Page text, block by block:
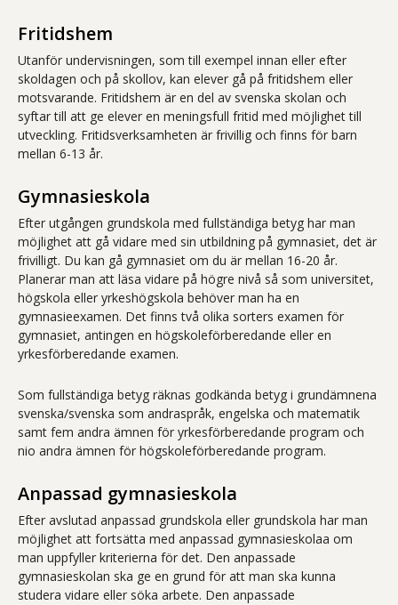
Fritidshem
Utanför undervisningen, som till exempel innan eller efter
skoldagen och på skollov, kan elever gå på fritidshem eller
motsvarande. Fritidshem är en del av svenska skolan och
syftar till att ge elever en meningsfull fritid med möjlighet till
utveckling. Fritidsverksamheten är frivillig och finns för barn
mellan 6-13 år.
Gymnasieskola
Efter utgången grundskola med fullständiga betyg har man
möjlighet att gå vidare med sin utbildning på gymnasiet, det är
frivilligt. Du kan gå gymnasiet om du är mellan 16-20 år.
Planerar man att läsa vidare på högre nivå så som universitet,
högskola eller yrkeshögskola behöver man ha en
gymnasieexamen. Det finns två olika sorters examen för
gymnasiet, antingen en högskoleförberedande eller en
yrkesförberedande examen.
Som fullständiga betyg räknas godkända betyg i grundämnena
svenska/svenska som andraspråk, engelska och matematik
samt fem andra ämnen för yrkesförberedande program och
nio andra ämnen för högskoleförberedande program.
Anpassad gymnasieskola
Efter avslutad anpassad grundskola eller grundskola har man
möjlighet att fortsätta med anpassad gymnasieskolaa om
man uppfyller kriterierna för det. Den anpassade
gymnasieskolan ska ge en grund för att man ska kunna
studera vidare eller söka arbete. Den anpassade